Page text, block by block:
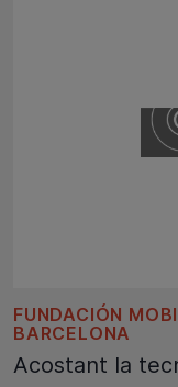
FUNDACIÓN
BARCELONA
Acostant la